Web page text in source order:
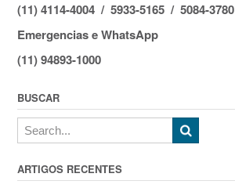
(11) 4114-4004 / 5933-5165 / 5084-3780
Emergencias e WhatsApp
(11) 94893-1000
BUSCAR
ARTIGOS RECENTES